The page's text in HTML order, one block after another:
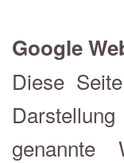
Google
Diese